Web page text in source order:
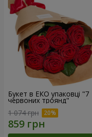
Букет в ЕКО упаковці "7
червоних троянд"
1 074 грн